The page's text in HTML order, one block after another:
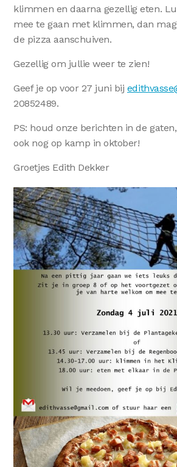
klimmen en daarna gezellig eten.
mee te gaan met klimmen, dan
de pizza aanschuiven.
Gezellig om jullie weer te zien!
Geef je op voor 27 juni bij
20852489.
PS: houd onze berichten in de
ook nog op kamp in oktober!
Groetjes Edith Dekker